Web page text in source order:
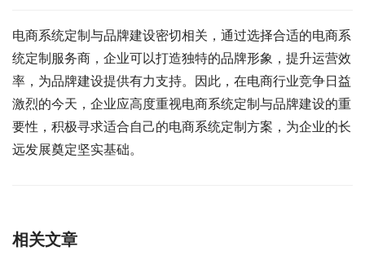
电商系统定制与品牌建设密切相关，通过选择合适的电商系
统定制服务商，企业可以打造独特的品牌形象，提升运营效
率，为品牌建设提供有力支持。因此，在电商行业竞争日益
激烈的今天，企业应高度重视电商系统定制与品牌建设的重
要性，积极寻求适合自己的电商系统定制方案，为企业的长
远发展奠定坚实基础。
相关文章